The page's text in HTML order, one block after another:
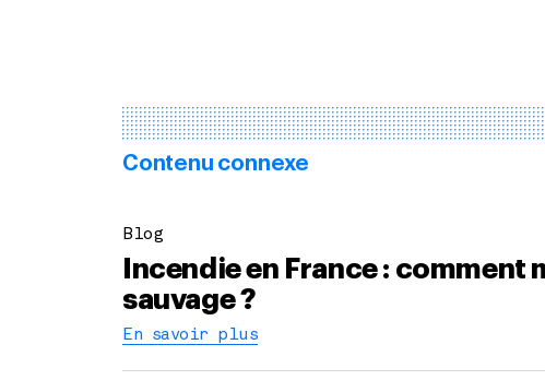
Contenu connexe
Blog
Incendie en France : comment
sauvage ?
En savoir plus